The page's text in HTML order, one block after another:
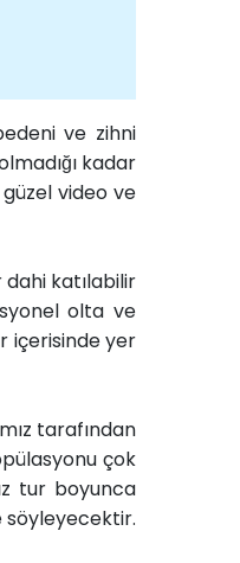
ve zihni
kadar
video ve
katılabilir
olta ve
içerisinde yer
tarafından
çok
tur boyunca
söyleyecektir.